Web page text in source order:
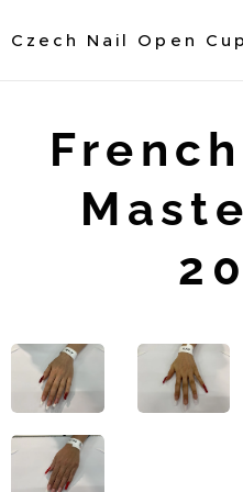
Czech Nail Open Cup